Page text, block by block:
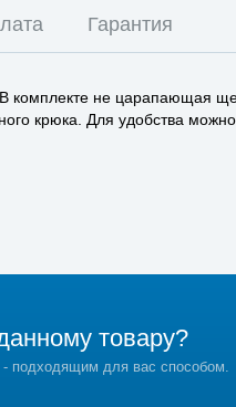
Гарантия
комплекте не царапающая
крюка. Для удобства
товару?
подходящим для вас способом.